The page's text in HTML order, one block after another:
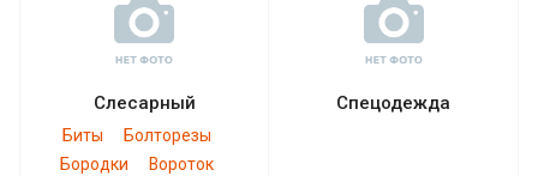
Слесарный
Биты
Болторезы
Бородки
Вороток
Спецодежда